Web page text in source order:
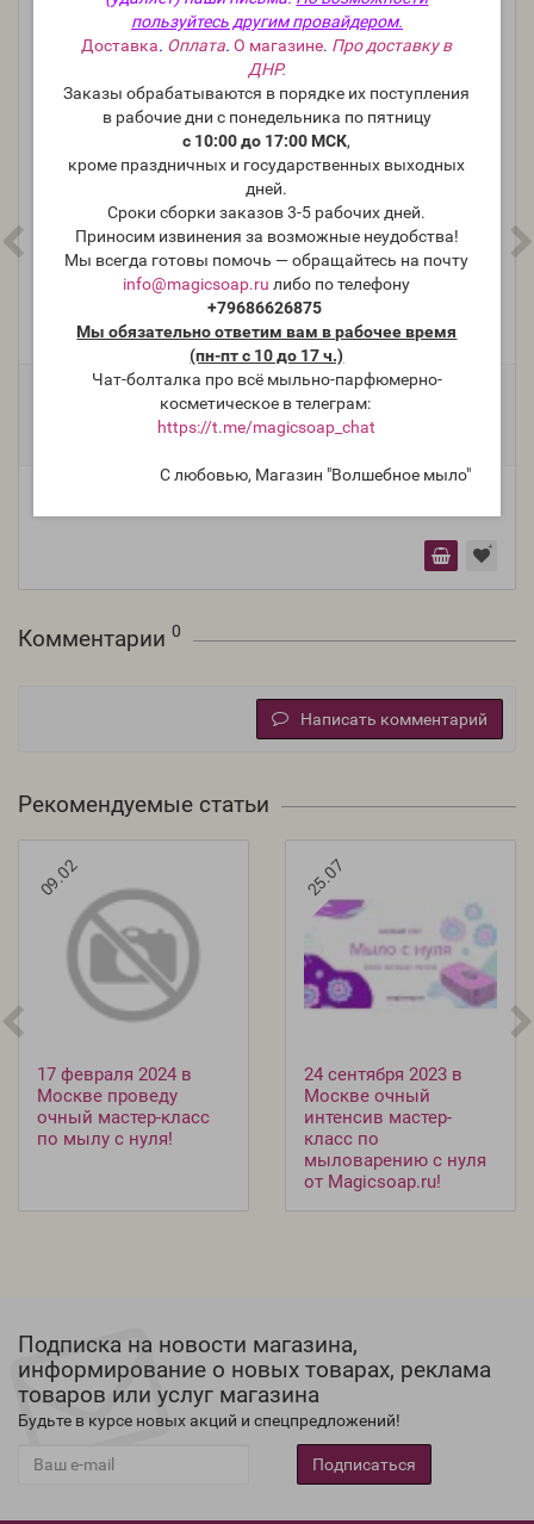
пользуйтесь другим провайдером.
Доставка. Оплата.О магазине. Про доставку в
ДНР.
Заказы обрабатываются в порядке их поступления
в рабочие дни с понедельника по пятницу
с 10:00 до 17:00 МСК,
кроме праздничных и государственных выходных
дней.
Сроки сборки заказов 3-5 рабочих дней.
Приносим извинения за возможные неудобства!
Мы всегда готовы помочь — обращайтесь на почту
info@magicsoap.ru либо по телефону
+79686626875
Мы обязательно ответим вам в рабочее время
(пн-пт с 10 до 17 ч.)
Чат-болталка про всё мыльно-парфюмерно-
косметическое в телеграм:
https://t.me/magicsoap_chat
С любовью, Магазин "Волшебное мыло"
Масло касторовое (рициновое, масло клещевины),
Модель: Oil-028
Фасовка:
450 г +375 руб. 225 г +206 руб.
Комментарии 0
Написать комментарий
Рекомендуемые статьи
17 февраля 2024 в
Москве проведу
очный мастер-класс
по мылу с нуля!
09.02
24 сентября 2023 в
Москве очный
интенсив мастер-
класс по
мыловарению с нуля
от Magicsoap.ru!
25.07
Подписка на новости магазина,
информирование о новых товарах, реклама
товаров или услуг магазина
Будьте в курсе новых акций и спецпредложений!
Подписаться